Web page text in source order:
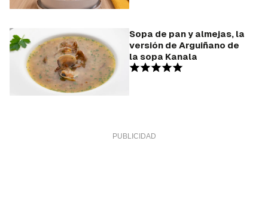
Sopa de pan y almejas, la
versión de Arguiñano de
la sopa Kanala